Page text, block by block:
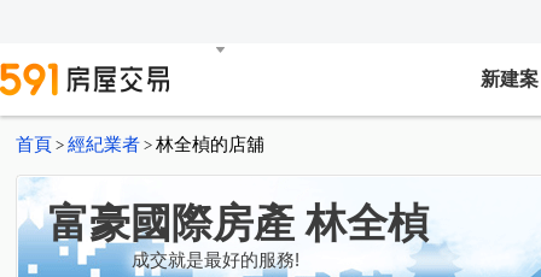
新建案
首頁 > 經紀業者 > 林全楨的店舖
富豪國際房產 林全楨
成交就是最好的服務!